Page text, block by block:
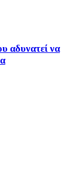
αδυνατεί να